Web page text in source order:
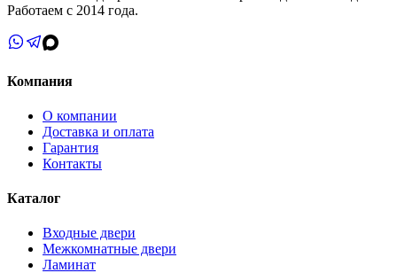
Работаем с 2014 года.
Компания
О компании
Доставка и оплата
Гарантия
Контакты
Каталог
Входные двери
Межкомнатные двери
Ламинат